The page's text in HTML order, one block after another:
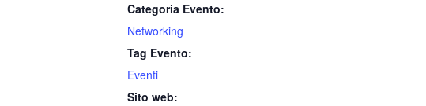
Categoria Evento:
Networking
Tag Evento:
Eventi
Sito web: